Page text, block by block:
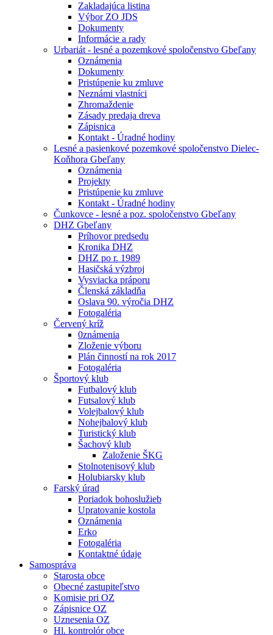
Zakladajúca listina
Výbor ZO JDS
Dokumenty
Informácie a rady
Urbariát - lesné a pozemkové spoločenstvo Gbeľany
Oznámenia
Dokumenty
Pristúpenie ku zmluve
Neznámi vlastníci
Zhromaždenie
Zásady predaja dreva
Zápisnica
Kontakt - Úradné hodiny
Lesné a pasienkové pozemkové spoločenstvo Dielec-
Koňhora Gbeľany
Oznámenia
Projekty
Pristúpenie ku zmluve
Kontakt - Úradné hodiny
Čunkovce - lesné a poz. spoločenstvo Gbeľany
DHZ Gbeľany
Príhovor predsedu
Kronika DHZ
DHZ po r. 1989
Hasičská výzbroj
Vysviacka práporu
Členská základňa
Oslava 90. výročia DHZ
Fotogaléria
Červený kríž
0známenia
Zloženie výboru
Plán činností na rok 2017
Fotogaléria
Športový klub
Futbalový klub
Futsalový klub
Volejbalový klub
Nohejbalový klub
Turistický klub
Šachový klub
Založenie ŠKG
Stolnotenisový klub
Holubiarsky klub
Farský úrad
Poriadok bohoslužieb
Upratovanie kostola
Oznámenia
Erko
Fotogaléria
Kontaktné údaje
Samospráva
Starosta obce
Obecné zastupiteľstvo
Komisie pri OZ
Zápisnice OZ
Uznesenia OZ
Hl. kontrolór obce